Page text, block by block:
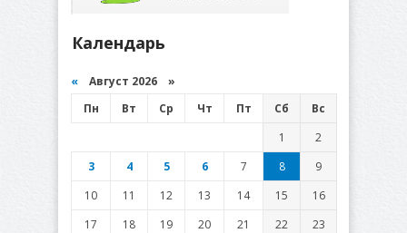
Календарь
« Август 2026 »
Пн
Вт Ср Чт Пт Сб
Вс
1
2
3
4 5 6 7 8
9
10
11 12 13 14 15
16
17
18 19 20 21 22
23